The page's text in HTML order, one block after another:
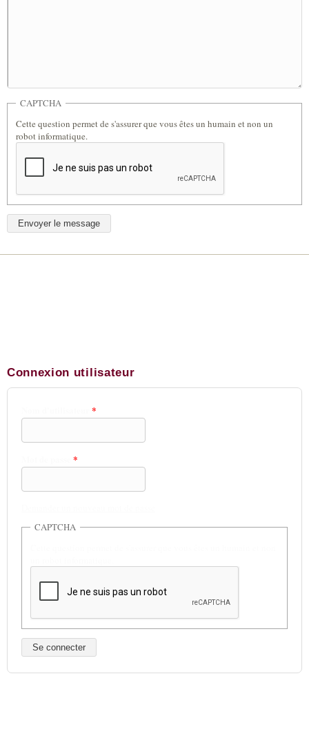
CAPTCHA
Cette question permet de s'assurer que vous êtes un humain et non un
robot informatique.
Connexion utilisateur
*
*
CAPTCHA